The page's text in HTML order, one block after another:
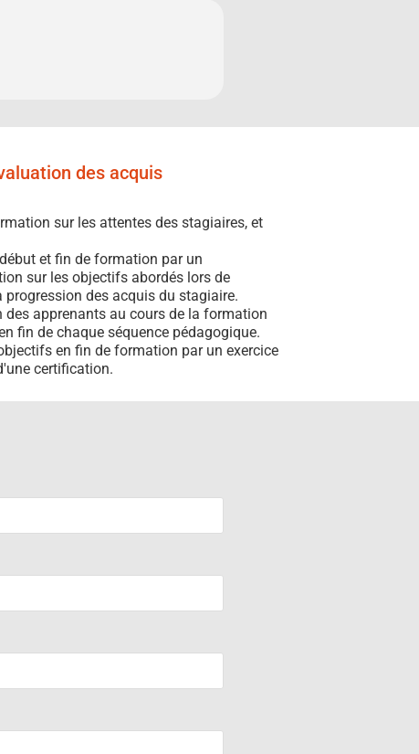
des acquis
sur les attentes des stagiaires, et
et fin de formation par un
sur les objectifs abordés lors de
des acquis du stagiaire.
des apprenants au cours de la formation
fin de chaque séquence pédagogique.
en fin de formation par un exercice
certification.